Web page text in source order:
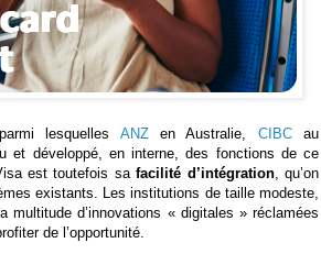
lesquelles ANZen Australie, CIBCau
et développé, en interne, des fonctions de ce
est toutefois safacilité d’intégration, qu’on
existants. Les institutions de taille modeste,
multitude d’innovations « digitales » réclamées
de l’opportunité.